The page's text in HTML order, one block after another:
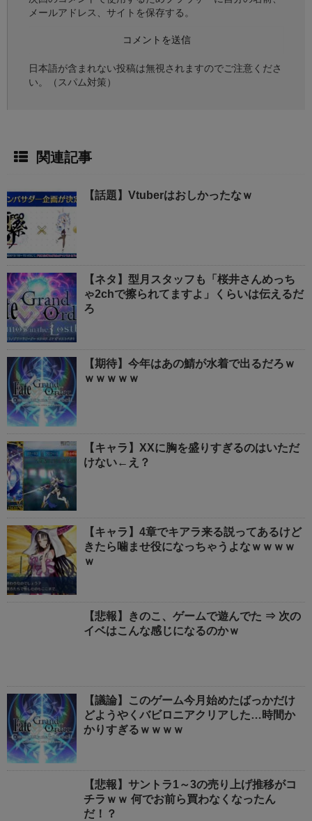
メールアドレス、サイトを保存する。
日本語が含まれない投稿は無視されますのでご注意くださ
い。（スパム対策）
関連記事
【話題】Vtuberはおしかったなｗ
【ネタ】型月スタッフも「桜井さんめっち
ゃ2chで擦られてますよ」くらいは伝えるだ
ろ
【期待】今年はあの鯖が水着で出るだろｗ
ｗｗｗｗｗ
【キャラ】XXに胸を盛りすぎるのはいただ
けない←え？
【キャラ】4章でキアラ来る説ってあるけど
きたら噛ませ役になっちゃうよなｗｗｗｗ
ｗ
【悲報】きのこ、ゲームで遊んでた ⇒ 次の
イベはこんな感じになるのかｗ
【議論】このゲーム今月始めたばっかだけ
どようやくバビロニアクリアした…時間か
かりすぎるｗｗｗｗ
【悲報】サントラ1～3の売り上げ推移がコ
チラｗｗ 何でお前ら買わなくなったん
だ！？